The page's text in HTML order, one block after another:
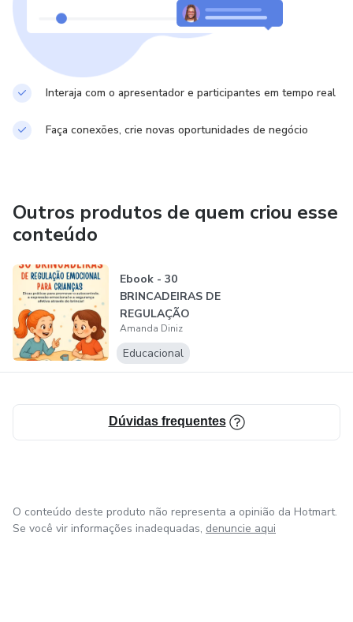
Interaja com o apresentador e participantes em tempo real
Faça conexões, crie novas oportunidades de negócio
Outros produtos de quem criou esse
conteúdo
Ebook - 30
BRINCADEIRAS DE
REGULAÇÃO
EMOCIONAL PARA
CRIANÇAS...
Amanda Diniz
Educacional
Dúvidas frequentes
O conteúdo deste produto não representa a opinião da Hotmart.
Se você vir informações inadequadas, denuncie aqui